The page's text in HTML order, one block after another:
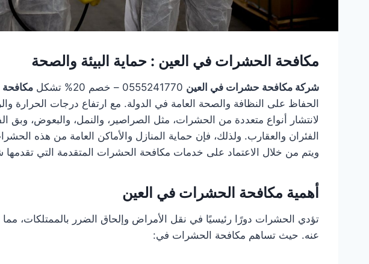
مكافحة الحشرات في العين : حماية البيئة والصحة
شركة مكافحة حشرات في العين
الحفاظ على النظافة والصحة العامة في الدولة. مع ارتفاع درجات الحرارة
لانتشار أنواع متعددة من الحشرات، مثل الصراصير، والنمل، والبعوض،
الفئران والعقارب. ولذلك، فإن حماية المنازل والأماكن العامة من هذه
ويتم من خلال الاعتماد على خدمات مكافحة الحشرات المتقدمة التي
أهمية مكافحة الحشرات في العين
تؤدي الحشرات دورًا رئيسيًا في نقل الأمراض وإلحاق الضرر بالممتلكات،
عنه. حيث تساهم مكافحة الحشرات في: